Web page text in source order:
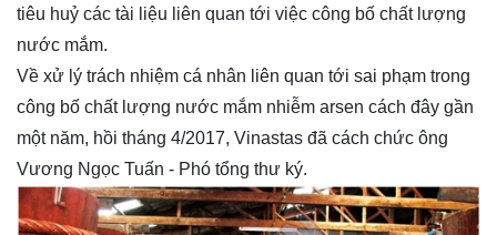
tiêu huỷ các tài liệu liên quan tới việc công bố chất lượng
nước mắm.
Về xử lý trách nhiệm cá nhân liên quan tới sai phạm trong
công bố chất lượng nước mắm nhiễm arsen cách đây gần
một năm, hồi tháng 4/2017, Vinastas đã cách chức ông
Vương Ngọc Tuấn - Phó tổng thư ký.